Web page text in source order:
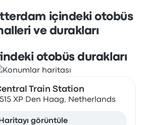
içindeki otobüs
ve durakları
otobüs durakları
Train Station
XP Den Haag, Netherlands
Haritayı görüntüle